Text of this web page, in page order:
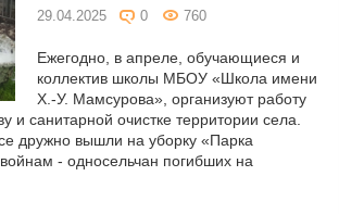
29.04.2025 0 760
Ежегодно, в апреле, обучающиеся и
коллектив школы МБОУ «Школа имени
Х.-У. Мамсурова», организуют работу
и санитарной очистке территории села.
дружно вышли на уборку «Парка
- односельчан погибших на